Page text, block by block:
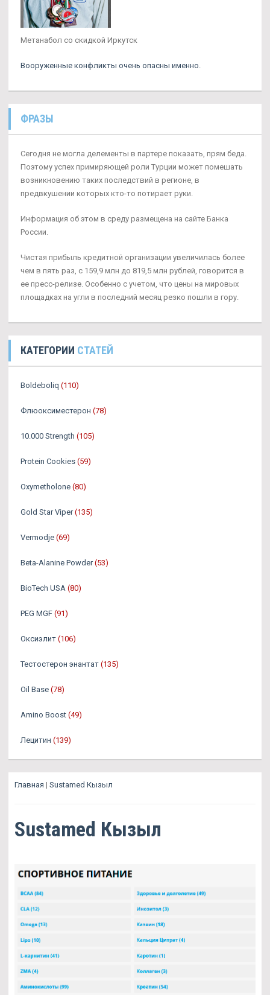
Метанабол со скидкой Иркутск
Вооруженные конфликты очень опасны именно.
ФРАЗЫ
Сегодня не могла делементы в партере показать, прям беда.
Поэтому успех примиряющей роли Турции может помешать
возникновению таких последствий в регионе, в
предвкушении которых кто-то потирает руки.
Информация об этом в среду размещена на сайте Банка
России.
Чистая прибыль кредитной организации увеличилась более
чем в пять раз, с 159,9 млн до 819,5 млн рублей, говорится в
ее пресс-релизе. Особенно с учетом, что цены на мировых
площадках на угли в последний месяц резко пошли в гору.
КАТЕГОРИИ СТАТЕЙ
Boldeboliq (110)
Флюоксиместерон (78)
10.000 Strength (105)
Protein Cookies (59)
Oxymetholone (80)
Gold Star Viper (135)
Vermodje (69)
Beta-Alanine Powder (53)
BioTech USA (80)
PEG MGF (91)
Оксиэлит (106)
Тестостерон энантат (135)
Oil Base (78)
Amino Boost (49)
Лецитин (139)
Главная | Sustamed Кызыл
Sustamed Кызыл